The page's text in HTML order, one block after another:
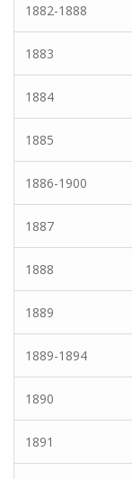
1882-1888
1883
1884
1885
1886-1900
1887
1888
1889
1889-1894
1890
1891